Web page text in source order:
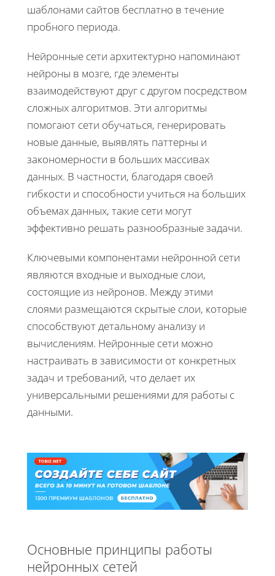
шаблонами сайтов бесплатно в течение
пробного периода.
Нейронные сети архитектурно напоминают
нейроны в мозге, где элементы
взаимодействуют друг с другом посредством
сложных алгоритмов. Эти алгоритмы
помогают сети обучаться, генерировать
новые данные, выявлять паттерны и
закономерности в больших массивах
данных. В частности, благодаря своей
гибкости и способности учиться на больших
объемах данных, такие сети могут
эффективно решать разнообразные задачи.
Ключевыми компонентами нейронной сети
являются входные и выходные слои,
состоящие из нейронов. Между этими
слоями размещаются скрытые слои, которые
способствуют детальному анализу и
вычислениям. Нейронные сети можно
настраивать в зависимости от конкретных
задач и требований, что делает их
универсальными решениями для работы с
данными.
Основные принципы работы
нейронных сетей